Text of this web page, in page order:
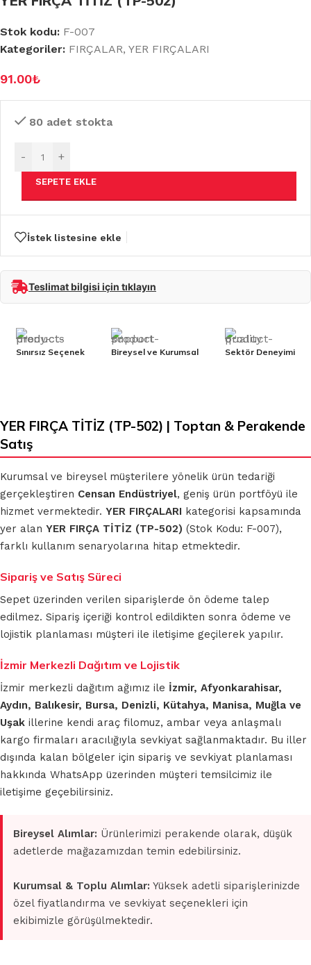
Stok kodu: F-007
Kategoriler: FIRÇALAR, YER FIRÇALARI
91.00₺
80 adet stokta
- +
SEPETE EKLE
İstek listesine ekle
Teslimat bilgisi için tıklayın
Sınırsız Seçenek Bireysel ve Kurumsal Sektör Deneyimi
YER FIRÇA TİTİZ (TP-502) | Toptan & Perakende
Satış
Kurumsal ve bireysel müşterilere yönelik ürün tedariği
gerçekleştiren Censan Endüstriyel, geniş ürün portföyü ile
hizmet vermektedir. YER FIRÇALARI kategorisi kapsamında
yer alan YER FIRÇA TİTİZ (TP-502) (Stok Kodu: F-007),
farklı kullanım senaryolarına hitap etmektedir.
Sipariş ve Satış Süreci
Sepet üzerinden verilen siparişlerde ön ödeme talep
edilmez. Sipariş içeriği kontrol edildikten sonra ödeme ve
lojistik planlaması müşteri ile iletişime geçilerek yapılır.
İzmir Merkezli Dağıtım ve Lojistik
İzmir merkezli dağıtım ağımız ile İzmir, Afyonkarahisar,
Aydın, Balıkesir, Bursa, Denizli, Kütahya, Manisa, Muğla ve
Uşak illerine kendi araç filomuz, ambar veya anlaşmalı
kargo firmaları aracılığıyla sevkiyat sağlanmaktadır. Bu iller
dışında kalan bölgeler için sipariş ve sevkiyat planlaması
hakkında WhatsApp üzerinden müşteri temsilcimiz ile
iletişime geçebilirsiniz.
Bireysel Alımlar: Ürünlerimizi perakende olarak, düşük
adetlerde mağazamızdan temin edebilirsiniz.
Kurumsal & Toplu Alımlar: Yüksek adetli siparişlerinizde
özel fiyatlandırma ve sevkiyat seçenekleri için
ekibimizle görüşülmektedir.